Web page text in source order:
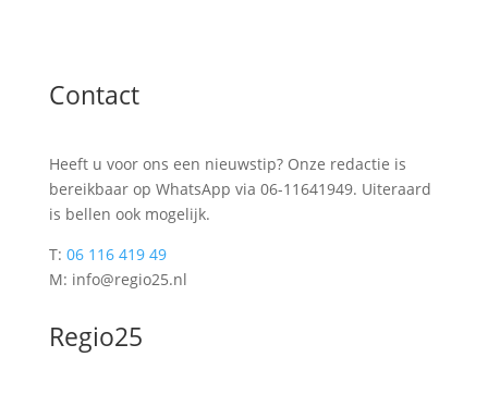
Contact
Heeft u voor ons een nieuwstip? Onze redactie is
bereikbaar op WhatsApp via 06-11641949. Uiteraard
is bellen ook mogelijk.
T: 06 116 419 49
M: info@regio25.nl
Regio25